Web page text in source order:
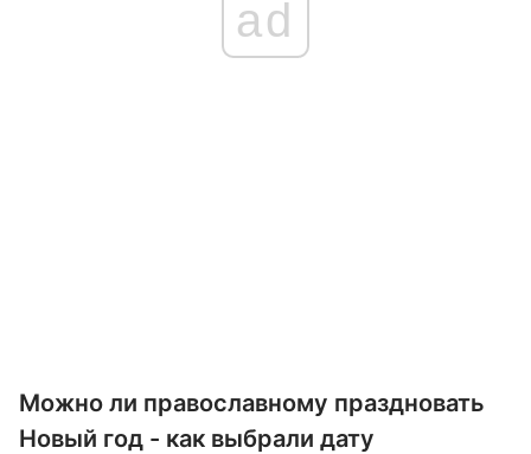
ad
Можно ли православному праздновать
Новый год - как выбрали дату